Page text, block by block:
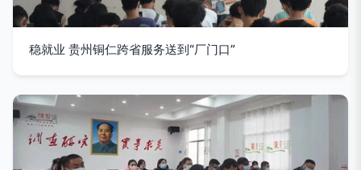
稳就业 贵州铜仁跨省服务送到“厂门口”